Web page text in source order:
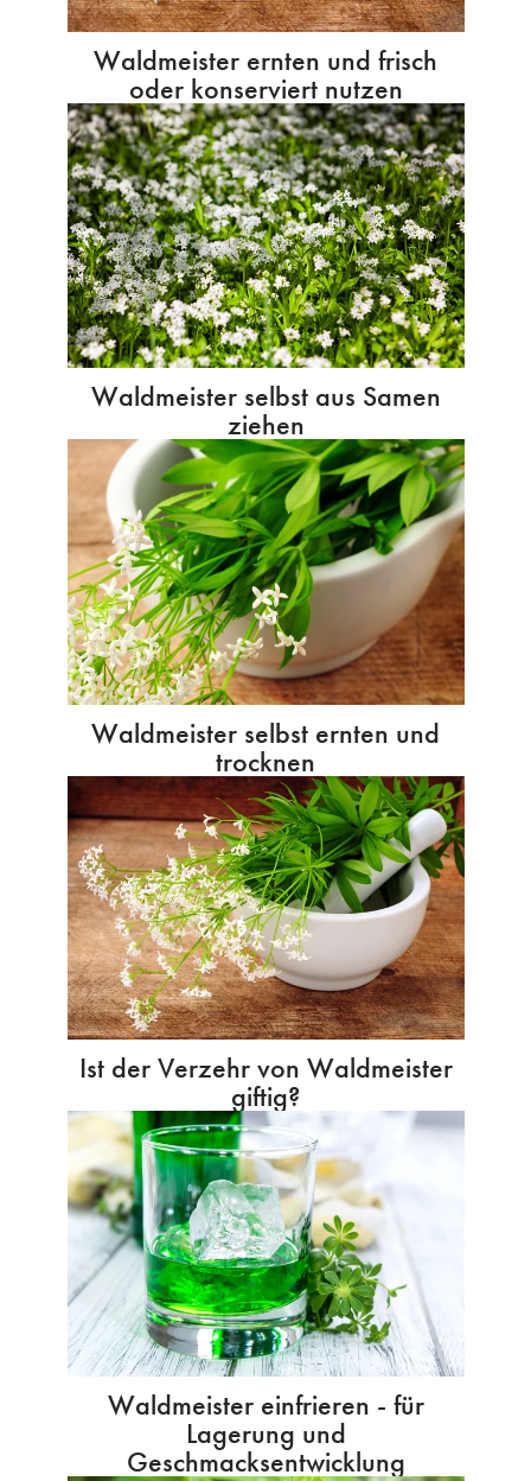
Waldmeister ernten und frisch
oder konserviert nutzen
Waldmeister selbst aus Samen
ziehen
Waldmeister selbst ernten und
trocknen
Ist der Verzehr von Waldmeister
giftig?
Waldmeister einfrieren - für
Lagerung und
Geschmacksentwicklung